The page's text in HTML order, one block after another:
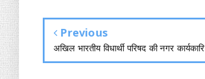
Previous
अखिल भारतीय विधार्थी परिषद की नगर